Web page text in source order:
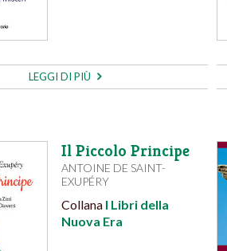
LEGGI DI PIÙ
Il Piccolo Principe
ANTOINE DE SAINT-
EXUPÉRY
Collana I Libri della
Nuova Era